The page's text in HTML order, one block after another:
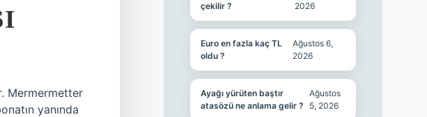
Mermermetter
yanında
çekilir ?
2026
Euro en fazla kaç TL
oldu ?
Ağustos 6,
2026
Ayağı yürüten baştır
atasözü ne anlama gelir ?
Ağustos
5, 2026